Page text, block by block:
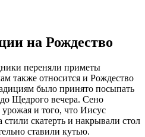
на Рождество
переняли приметы
также относится и Рождество
было принято посыпать
Щедрого вечера. Сено
урожая и того, что Иисус
стили скатерть и накрывали стол
ставили кутью.